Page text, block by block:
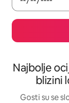
Najbolje
blizini
Gosti su se